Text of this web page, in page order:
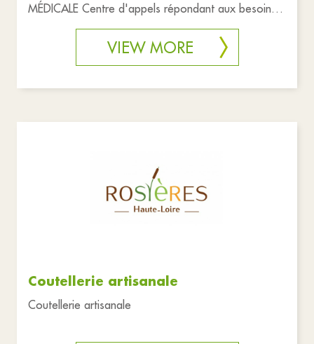
MÉDICALE Centre d'appels répondant aux besoins
de santé de la population 24h /
VIEW MORE
Coutellerie artisanale
Coutellerie artisanale